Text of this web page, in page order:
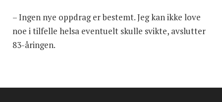
– Ingen nye oppdrag er bestemt. Jeg kan ikke love
noe i tilfelle helsa eventuelt skulle svikte, avslutter
83-åringen.